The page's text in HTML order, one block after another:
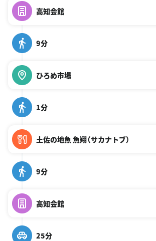
高知会館
9分
ひろめ市場
1分
土佐の地魚 魚翔（サカナトブ）
9分
高知会館
25分